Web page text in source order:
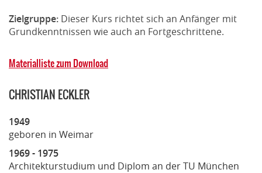
Zielgruppe: Dieser Kurs richtet sich an Anfänger mit
Grundkenntnissen wie auch an Fortgeschrittene.
Materialliste zum Download
CHRISTIAN ECKLER
1949
geboren in Weimar
1969 - 1975
Architekturstudium und Diplom an der TU München